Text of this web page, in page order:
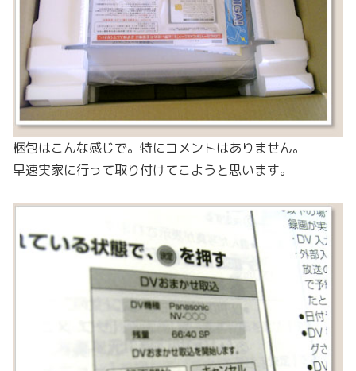
梱包はこんな感じで。特にコメントはありません。
早速実家に行って取り付けてこようと思います。